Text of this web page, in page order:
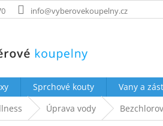
info@vyberovekoupelny.cz
Sprchové kouty Vany a
Úprava vody